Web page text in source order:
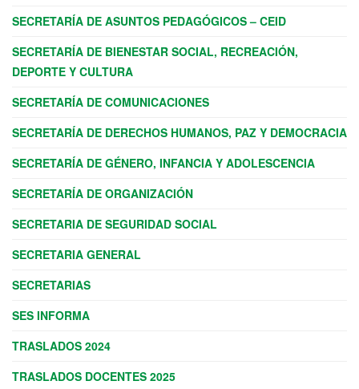
SECRETARÍA DE ASUNTOS PEDAGÓGICOS – CEID
SECRETARÍA DE BIENESTAR SOCIAL, RECREACIÓN,
DEPORTE Y CULTURA
SECRETARÍA DE COMUNICACIONES
SECRETARÍA DE DERECHOS HUMANOS, PAZ Y DEMOCRACIA
SECRETARÍA DE GÉNERO, INFANCIA Y ADOLESCENCIA
SECRETARÍA DE ORGANIZACIÓN
SECRETARIA DE SEGURIDAD SOCIAL
SECRETARIA GENERAL
SECRETARIAS
SES INFORMA
TRASLADOS 2024
TRASLADOS DOCENTES 2025